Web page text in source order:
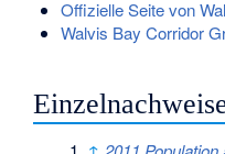
Offizielle Seite von
Walvis Bay Corridor